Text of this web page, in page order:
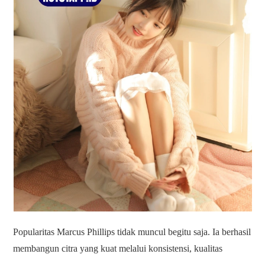
Popularitas Marcus Phillips tidak muncul begitu saja. Ia berhasil
membangun citra yang kuat melalui konsistensi, kualitas